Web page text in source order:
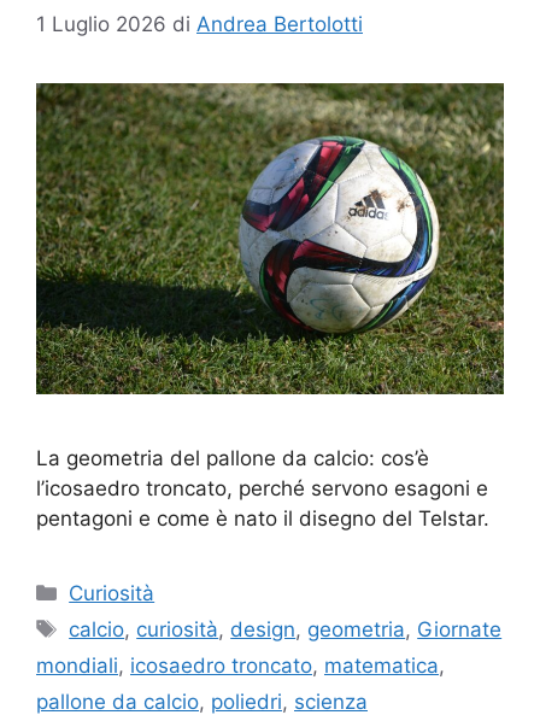
1 Luglio 2026 di Andrea Bertolotti
La geometria del pallone da calcio: cos’è
l’icosaedro troncato, perché servono esagoni e
pentagoni e come è nato il disegno del Telstar.
Categorie
Curiosità
Tag
calcio, curiosità, design, geometria, Giornate
mondiali, icosaedro troncato, matematica,
pallone da calcio, poliedri, scienza